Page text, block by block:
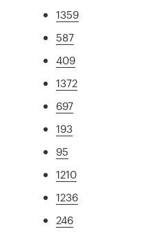
1359
587
409
1372
697
193
95
1210
1236
246